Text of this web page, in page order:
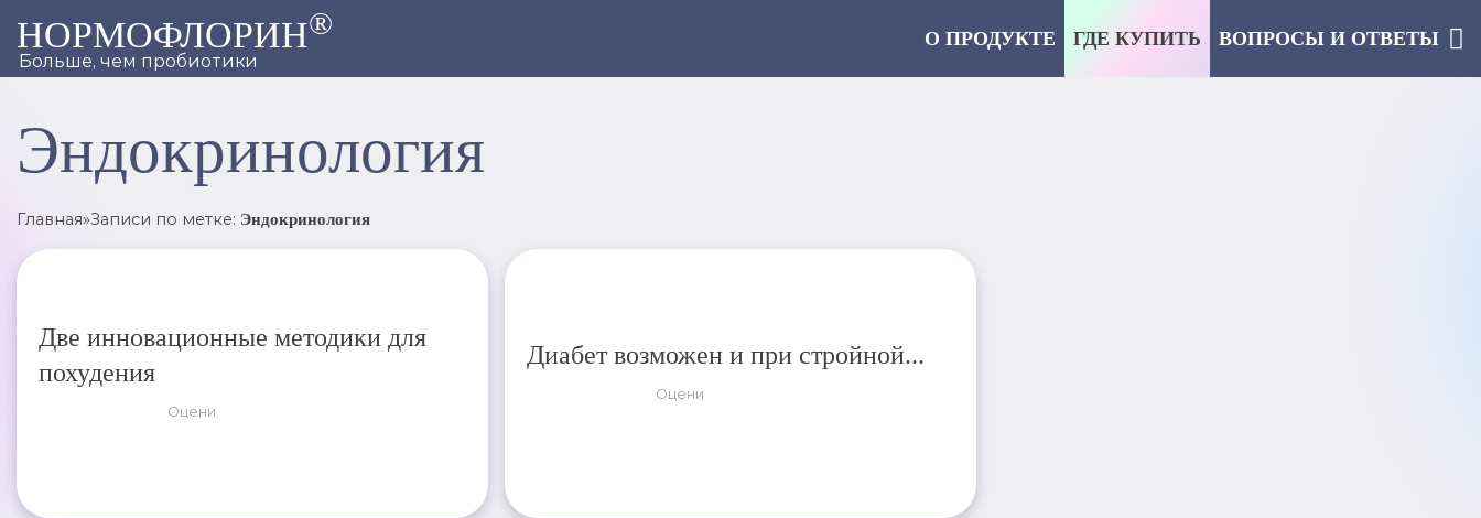
НОРМОФЛОРИН®
Больше, чем пробиотики
О ПРОДУКТЕ ГДЕ КУПИТЬ ВОПРОСЫ И ОТВЕТЫ
Эндокринология
Главная»Записи по метке: Эндокринология
Две инновационные методики для
похудения
Оцени
Диабет возможен и при стройной...
Оцени